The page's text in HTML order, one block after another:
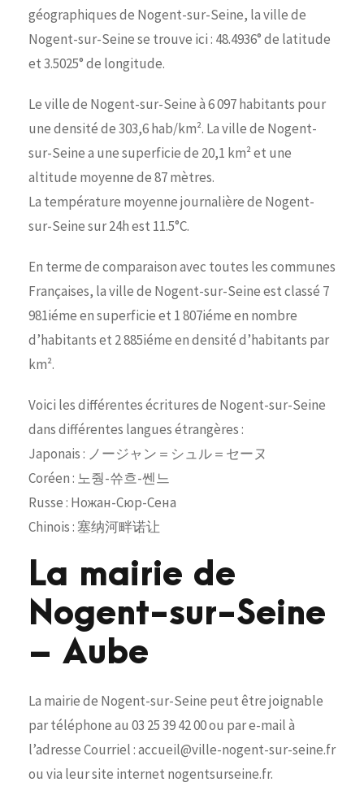
géographiques de Nogent-sur-Seine, la ville de
Nogent-sur-Seine se trouve ici : 48.4936° de latitude
et 3.5025° de longitude.
Le ville de Nogent-sur-Seine à 6 097 habitants pour
une densité de 303,6 hab/km². La ville de Nogent-
sur-Seine a une superficie de 20,1 km² et une
altitude moyenne de 87 mètres.
La température moyenne journalière de Nogent-
sur-Seine sur 24h est 11.5°C.
En terme de comparaison avec toutes les communes
Françaises, la ville de Nogent-sur-Seine est classé 7
981iéme en superficie et 1 807iéme en nombre
d’habitants et 2 885iéme en densité d’habitants par
km².
Voici les différentes écritures de Nogent-sur-Seine
dans différentes langues étrangères :
Japonais : ノージャン＝シュル＝セーヌ
Coréen : 노줭-쓔흐-쎈느
Russe : Ножан-Сюр-Сена
Chinois : 塞纳河畔诺让
La mairie de
Nogent-sur-Seine
– Aube
La mairie de Nogent-sur-Seine peut être joignable
par téléphone au 03 25 39 42 00 ou par e-mail à
l’adresse Courriel : accueil@ville-nogent-sur-seine.fr
ou via leur site internet nogentsurseine.fr.